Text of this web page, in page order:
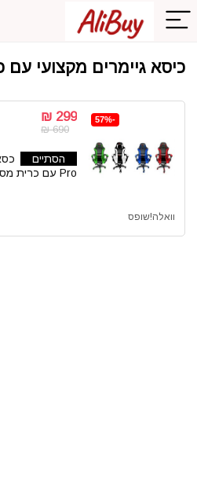
כיסא גיימרים מקצועי עם
-57%
299 ₪
690 ₪
הסתיים
Pro עם כרית מסאז
וואלה!שופס